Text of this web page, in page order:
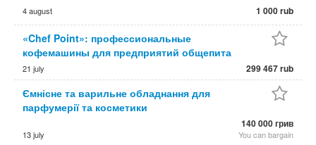
4 august 1 000 rub
«Chef Point»: профессиональные
кофемашины для предприятий общепита
21 july 299 467 rub
Ємнісне та варильне обладнання для
парфумерії та косметики
13 july
140 000 грив
You can bargain